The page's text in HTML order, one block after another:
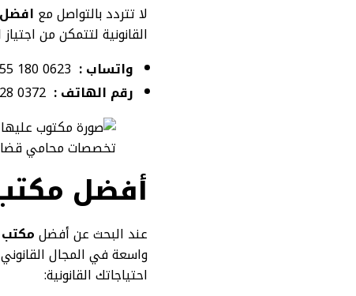
لا تتردد بالتواصل مع افضل
القانونية لتتمكن من
واتساب :
رقم الهاتف :
تخصصات محامي
أفضل
عند البحث عن أفضلمكتب
واسعة في المجال
احتياجاتك القانونية: